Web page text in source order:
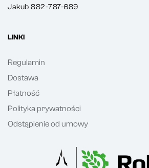
Jakub 882-787-689
LINKI
Regulamin
Dostawa
Płatność
Polityka prywatności
Odstąpienie od umowy